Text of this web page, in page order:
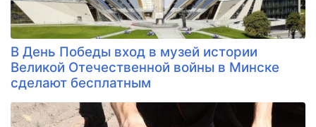
В День Победы вход в музей истории
Великой Отечественной войны в Минске
сделают бесплатным